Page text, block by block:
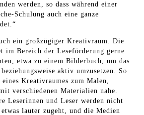
werden, so dass während einer
Schulung auch eine ganze
ein großzügiger Kreativraum. Die
im Bereich der Leseförderung gerne
etwa zu einem Bilderbuch, um das
aktiv umzusetzen. So
Kreativraumes zum Malen,
verschiedenen Materialien nahe.
Leserinnen und Leser werden nicht
lauter zugeht, und die Medien